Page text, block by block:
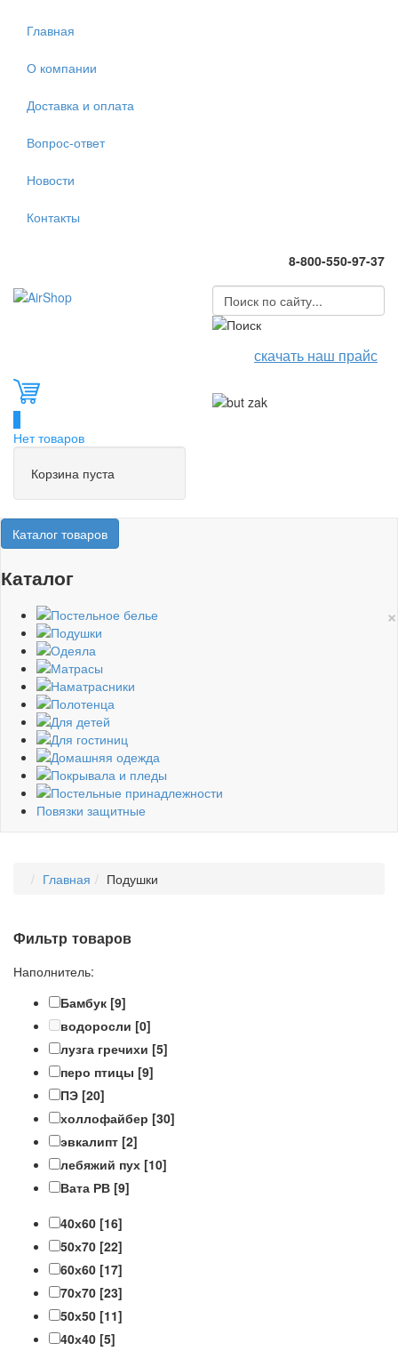
Главная
О компании
Доставка и оплата
Вопрос-ответ
Новости
Контакты
8-800-550-97-37
скачать наш прайс
Нет товаров
Корзина пуста
Каталог товаров
Каталог
×
Постельное белье
Подушки
Одеяла
Матрасы
Наматрасники
Полотенца
Для детей
Для гостиниц
Домашняя одежда
Покрывала и пледы
Постельные принадлежности
Повязки защитные
Главная Подушки
Фильтр товаров
Наполнитель:
Бамбук [9]
водоросли [0]
лузга гречихи [5]
перо птицы [9]
ПЭ [20]
холлофайбер [30]
эвкалипт [2]
лебяжий пух [10]
Вата РВ [9]
40х60 [16]
50х70 [22]
60х60 [17]
70х70 [23]
50х50 [11]
40х40 [5]